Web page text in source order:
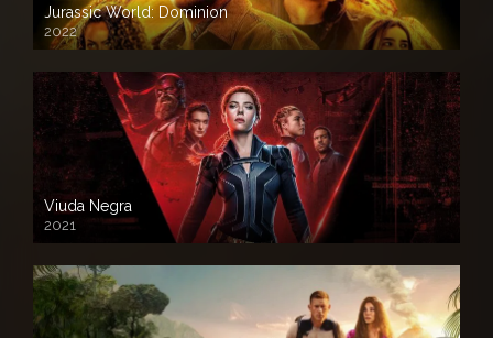
Jurassic World: Dominion
2022
Viuda Negra
2021